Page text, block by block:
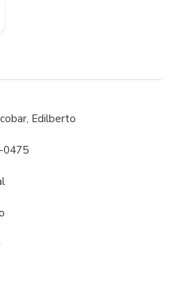
Edilberto
0475